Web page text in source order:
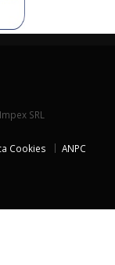
SRL
Cookies ANPC